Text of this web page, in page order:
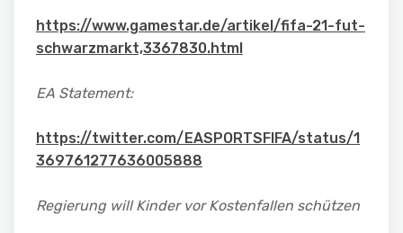
https://www.gamestar.de/artikel/fifa-21-fut-
schwarzmarkt,3367830.html
EA Statement:
https://twitter.com/EASPORTSFIFA/status/1
369761277636005888
Regierung will Kinder vor Kostenfallen schützen